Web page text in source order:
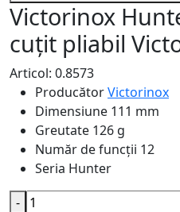
Victorinox
cuțit pliabil
Articol: 0.8573
ProducătorVictorinox
Dimensiune 111 mm
Greutate 126 g
Număr de funcții 12
Seria Hunter
-